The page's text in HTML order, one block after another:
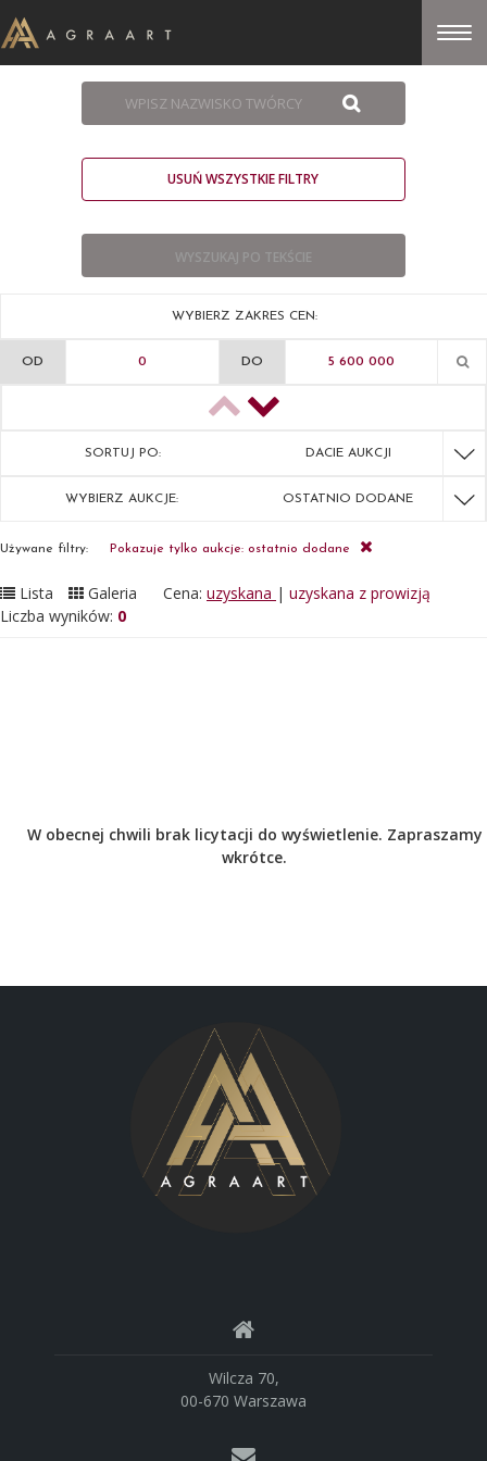
USUŃ WSZYSTKIE FILTRY
WYBIERZ ZAKRES CEN:
OD DO
SORTUJ PO: DACIE AUKCJI
WYBIERZ AUKCJE: OSTATNIO DODANE
Używane filtry: Pokazuje tylko aukcje: ostatnio dodane
Lista Galeria Cena: uzyskana | uzyskana z prowizją
Liczba wyników: 0
W obecnej chwili brak licytacji do wyświetlenie. Zapraszamy
wkrótce.
Wilcza 70,
00-670 Warszawa